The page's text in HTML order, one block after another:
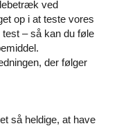
ved
op i at teste vores
– så kan du føle
der følger
så heldige, at have